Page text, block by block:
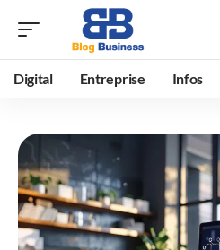
Digital Entreprise Infos